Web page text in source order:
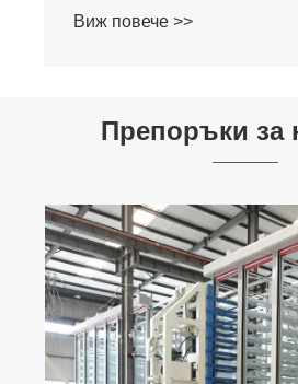
Виж повече >>
Препоръки за